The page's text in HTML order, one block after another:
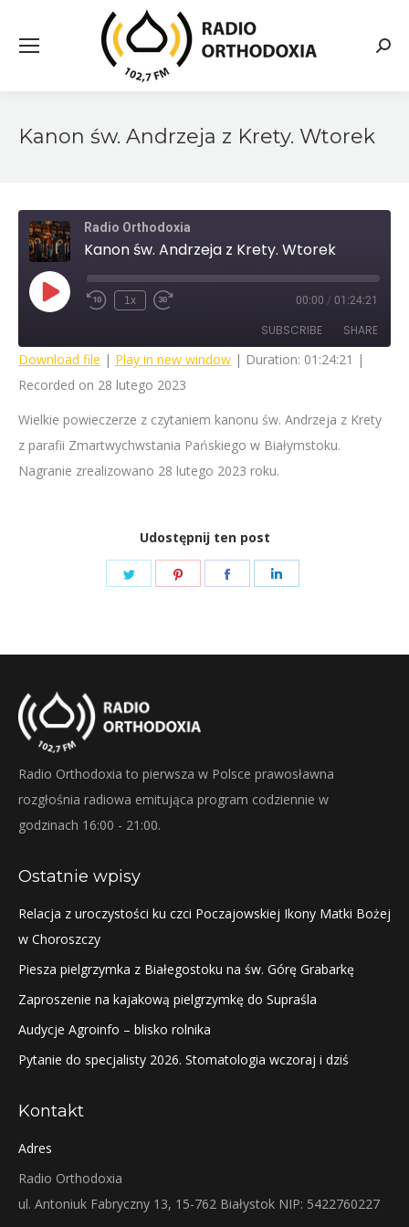
Kanon św. Andrzeja z Krety. Wtorek
Radio Orthodoxia
Kanon św. Andrzeja z Krety. Wtorek
Play
EpisodeRewind
1x
Fast
seconds
00:00 / 01:24:21
SUBSCRIBE SHARE
SHARE
LINK
Download file | Play in new window | Duration: 01:24:21 |
Recorded on 28 lutego 2023
Wielkie powieczerze z czytaniem kanonu św. Andrzeja z Krety
z parafii Zmartwychwstania Pańskiego w Białymstoku.
Nagranie zrealizowano 28 lutego 2023 roku.
Udostępnij ten post
Share
Share
Share
Radio Orthodoxia to pierwsza w Polsce prawosławna
rozgłośnia radiowa emitująca program codziennie w
godzinach 16:00 - 21:00.
Ostatnie wpisy
Relacja z uroczystości ku czci Poczajowskiej Ikony Matki Bożej
w Choroszczy
Piesza pielgrzymka z Białegostoku na św. Górę Grabarkę
Zaproszenie na kajakową pielgrzymkę do Supraśla
Audycje Agroinfo – blisko rolnika
Pytanie do specjalisty 2026. Stomatologia wczoraj i dziś
Kontakt
Adres
Radio Orthodoxia
ul. Antoniuk Fabryczny 13, 15-762 Białystok NIP: 5422760227